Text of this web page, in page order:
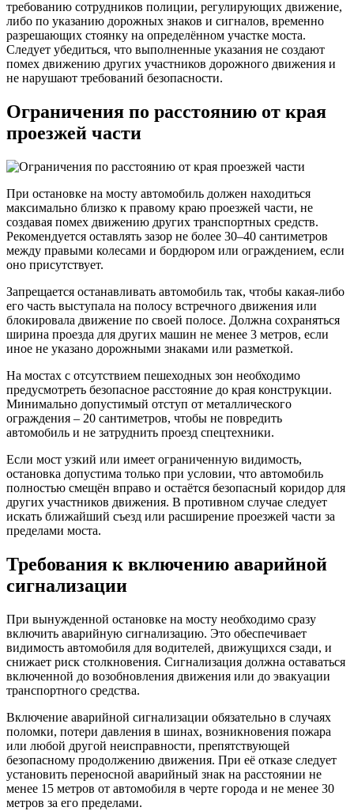
требованию сотрудников полиции, регулирующих движение,
либо по указанию дорожных знаков и сигналов, временно
разрешающих стоянку на определённом участке моста.
Следует убедиться, что выполненные указания не создают
помех движению других участников дорожного движения и
не нарушают требований безопасности.
Ограничения по расстоянию от края
проезжей части
При остановке на мосту автомобиль должен находиться
максимально близко к правому краю проезжей части, не
создавая помех движению других транспортных средств.
Рекомендуется оставлять зазор не более 30–40 сантиметров
между правыми колесами и бордюром или ограждением, если
оно присутствует.
Запрещается останавливать автомобиль так, чтобы какая-либо
его часть выступала на полосу встречного движения или
блокировала движение по своей полосе. Должна сохраняться
ширина проезда для других машин не менее 3 метров, если
иное не указано дорожными знаками или разметкой.
На мостах с отсутствием пешеходных зон необходимо
предусмотреть безопасное расстояние до края конструкции.
Минимально допустимый отступ от металлического
ограждения – 20 сантиметров, чтобы не повредить
автомобиль и не затруднить проезд спецтехники.
Если мост узкий или имеет ограниченную видимость,
остановка допустима только при условии, что автомобиль
полностью смещён вправо и остаётся безопасный коридор для
других участников движения. В противном случае следует
искать ближайший съезд или расширение проезжей части за
пределами моста.
Требования к включению аварийной
сигнализации
При вынужденной остановке на мосту необходимо сразу
включить аварийную сигнализацию. Это обеспечивает
видимость автомобиля для водителей, движущихся сзади, и
снижает риск столкновения. Сигнализация должна оставаться
включенной до возобновления движения или до эвакуации
транспортного средства.
Включение аварийной сигнализации обязательно в случаях
поломки, потери давления в шинах, возникновения пожара
или любой другой неисправности, препятствующей
безопасному продолжению движения. При её отказе следует
установить переносной аварийный знак на расстоянии не
менее 15 метров от автомобиля в черте города и не менее 30
метров за его пределами.